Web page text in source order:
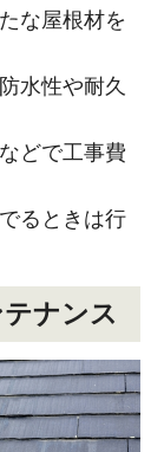
な屋根材を
水性や耐久
どで工事費
るときは行
ナンス